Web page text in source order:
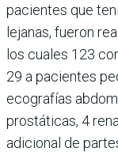
pacientes que
lejanas, fueron
los cuales 123
29 a pacientes
ecografías
prostáticas, 4
adicional de